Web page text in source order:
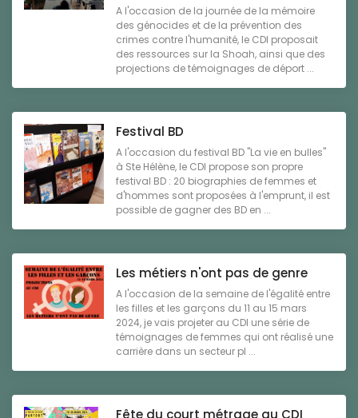
A l'occasion de la journée de la mémoire
des génocides et de la prévention des
crimes contre l'humanité, le CDI proposait
des ressources sur la Shoah, ainsi que des
projections de témoignages de déport ...
Festival BD
A l'occasion du festival BD "La vie en bulles"
à Ste Hélène, le CDI propose son propre
festival BD : 20 biographies de femmes et
d'hommes sont proposées à l'emprunt, il est
possible de gagner des BD en ...
Les métiers n'ont pas de genre
A l'occasion de la semaine de l'égalité entre
les filles et les garçons du 11 au 15 mars
2024, je vais projeter au CDI une série de
témoignages de femmes qui ont réalisé une
carrière dans un secteur pl ...
Fête du court métrage au CDI